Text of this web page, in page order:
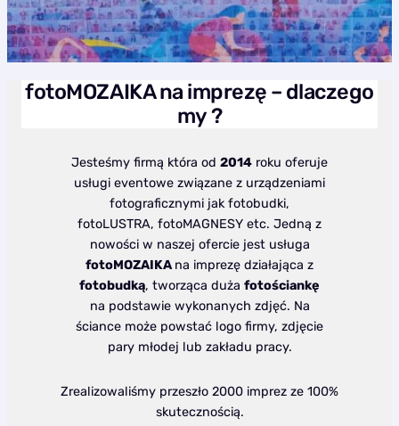
fotoMOZAIKA na imprezę – dlaczego
my ?
Jesteśmy firmą która od 2014 roku oferuje
usługi eventowe związane z urządzeniami
fotograficznymi jak fotobudki,
fotoLUSTRA, fotoMAGNESY etc. Jedną z
nowości w naszej ofercie jest usługa
fotoMOZAIKA na imprezę działająca z
fotobudką, tworząca duża fotościankę
na podstawie wykonanych zdjęć. Na
ściance może powstać logo firmy, zdjęcie
pary młodej lub zakładu pracy.
Zrealizowaliśmy przeszło 2000 imprez ze 100%
skutecznością.